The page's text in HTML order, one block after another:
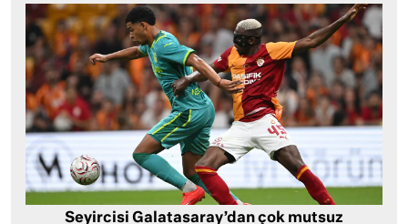
Seyircisi Galatasaray’dan çok mutsuz